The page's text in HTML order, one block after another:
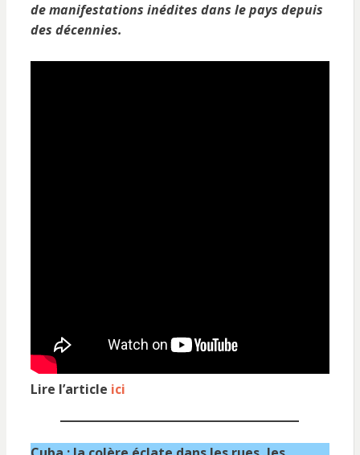
de manifestations inédites dans le pays depuis
des décennies.
Lire l’article ici